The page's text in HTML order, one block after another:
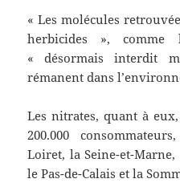
« Les molécules
herbicides », comme
« désormais interdit
rémanent dans
Les nitrates, quant à
200.000
Loiret, la Seine-et-Marne,
le Pas-de-Calais et la